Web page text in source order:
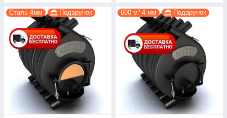
Сталь 4мм Подарунок 600 м³ 4 мм Подарунок